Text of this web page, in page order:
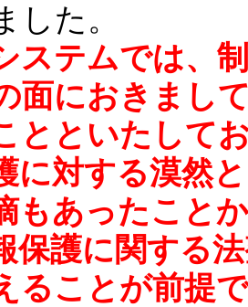
した。
ステムでは、
面におきまし
とといたして
に対する漠然
もあったこと
保護に関する
ることが前提